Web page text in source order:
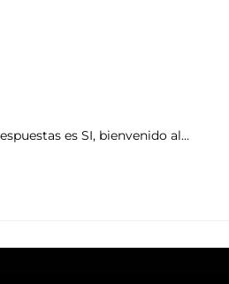
es SI, bienvenido al…